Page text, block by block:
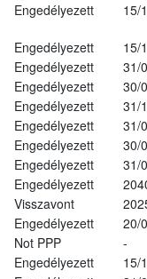
Engedélyezett 15/
Engedélyezett
15/
Engedélyezett
31/
Engedélyezett
30/
Engedélyezett
31/
Engedélyezett
31/
Engedélyezett
30/
Engedélyezett
31/
Engedélyezett
Visszavont
Engedélyezett
20/
Not PPP
-
Engedélyezett
15/